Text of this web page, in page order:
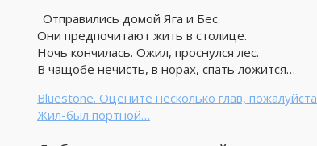
Отправились домой Яга и Бес.
Они предпочитают жить в столице.
Ночь кончилась. Ожил, проснулся лес.
В чащобе нечисть, в норах, спать ложится…
Bluestone. Оцените несколько глав, пожалуйста
Жил-был портной…